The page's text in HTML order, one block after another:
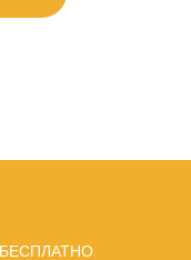
БЕСПЛАТНО